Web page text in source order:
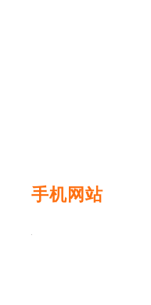
手机网站